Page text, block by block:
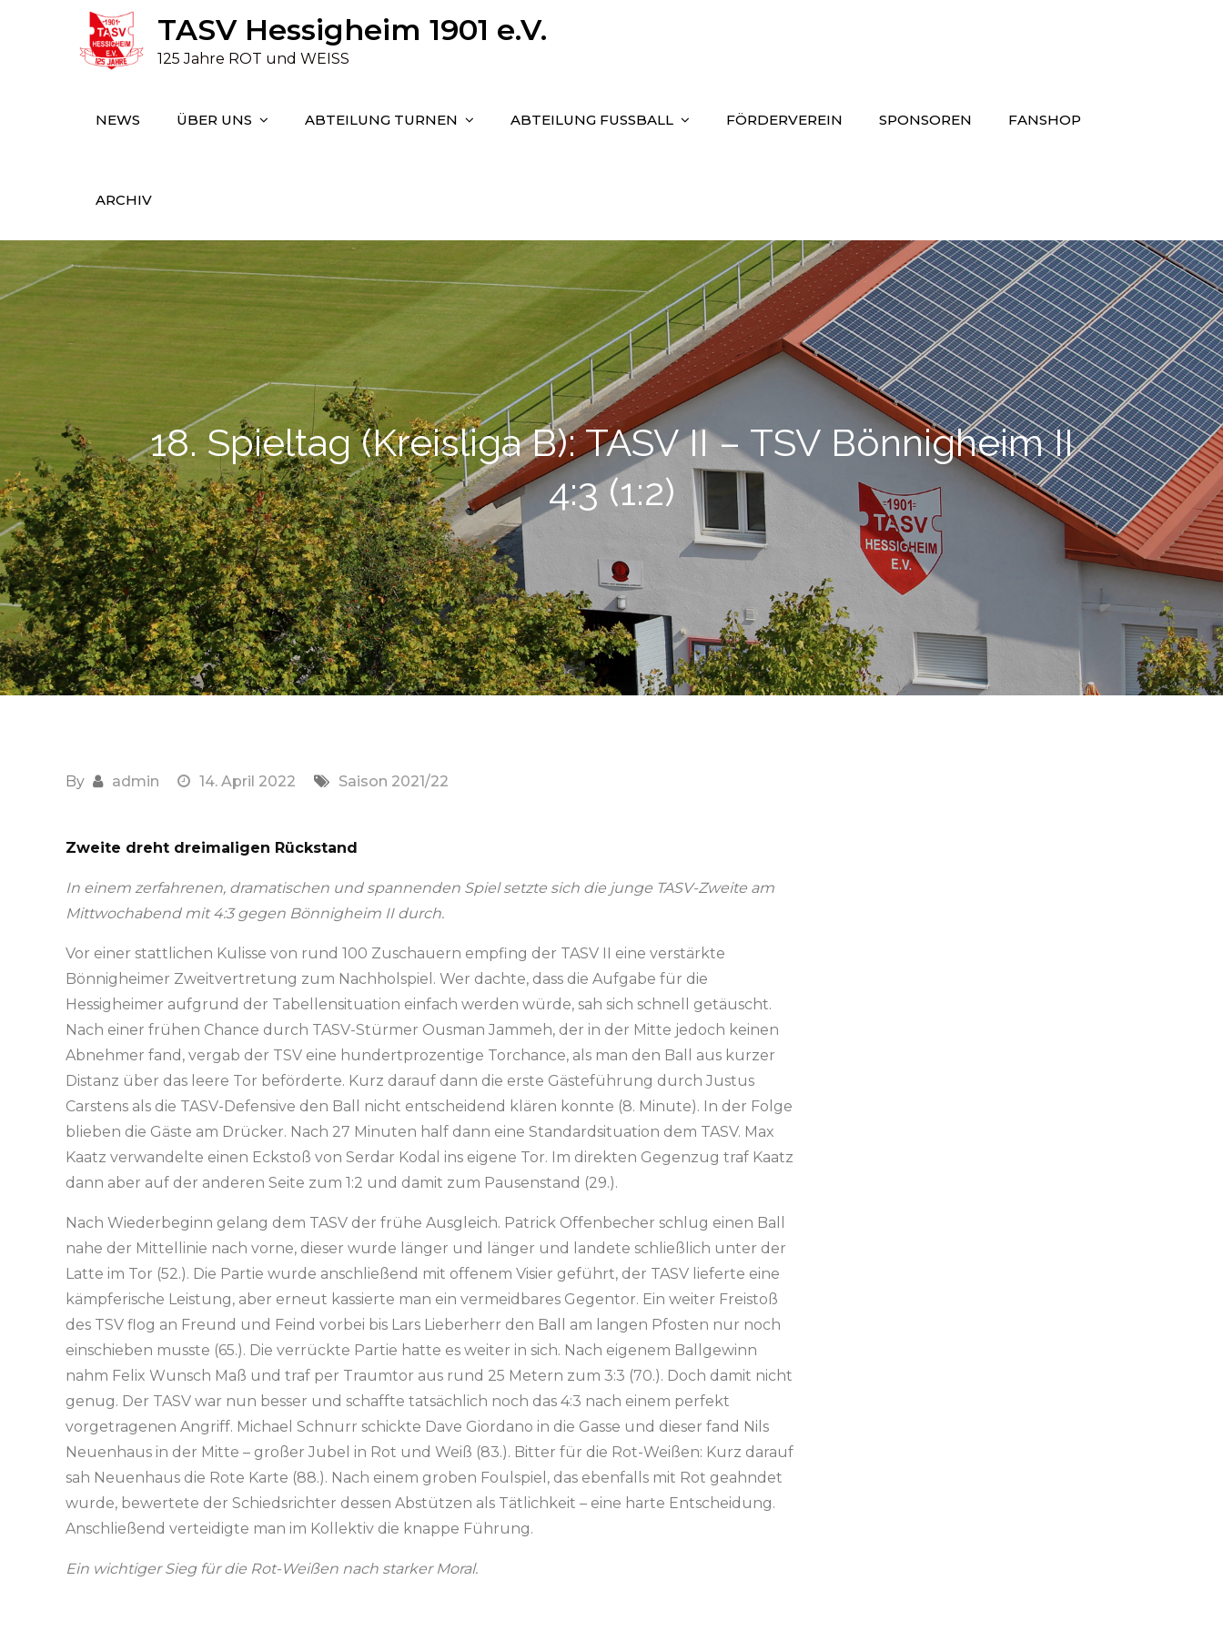
TASV Hessigheim 1901 e.V.
125 Jahre ROT und WEISS
NEWS ÜBER UNS ABTEILUNG TURNEN ABTEILUNG FUSSBALL FÖRDERVEREIN SPONSOREN FANSHOP
ARCHIV
18. Spieltag (Kreisliga B): TASV II – TSV Bönnigheim II
4:3 (1:2)
By admin 14. April 2022 Saison 2021/22
Zweite dreht dreimaligen Rückstand
In einem zerfahrenen, dramatischen und spannenden Spiel setzte sich die junge TASV-Zweite am
Mittwochabend mit 4:3 gegen Bönnigheim II durch.
Vor einer stattlichen Kulisse von rund 100 Zuschauern empfing der TASV II eine verstärkte
Bönnigheimer Zweitvertretung zum Nachholspiel. Wer dachte, dass die Aufgabe für die
Hessigheimer aufgrund der Tabellensituation einfach werden würde, sah sich schnell getäuscht.
Nach einer frühen Chance durch TASV-Stürmer Ousman Jammeh, der in der Mitte jedoch keinen
Abnehmer fand, vergab der TSV eine hundertprozentige Torchance, als man den Ball aus kurzer
Distanz über das leere Tor beförderte. Kurz darauf dann die erste Gästeführung durch Justus
Carstens als die TASV-Defensive den Ball nicht entscheidend klären konnte (8. Minute). In der Folge
blieben die Gäste am Drücker. Nach 27 Minuten half dann eine Standardsituation dem TASV. Max
Kaatz verwandelte einen Eckstoß von Serdar Kodal ins eigene Tor. Im direkten Gegenzug traf Kaatz
dann aber auf der anderen Seite zum 1:2 und damit zum Pausenstand (29.).
Nach Wiederbeginn gelang dem TASV der frühe Ausgleich. Patrick Offenbecher schlug einen Ball
nahe der Mittellinie nach vorne, dieser wurde länger und länger und landete schließlich unter der
Latte im Tor (52.). Die Partie wurde anschließend mit offenem Visier geführt, der TASV lieferte eine
kämpferische Leistung, aber erneut kassierte man ein vermeidbares Gegentor. Ein weiter Freistoß
des TSV flog an Freund und Feind vorbei bis Lars Lieberherr den Ball am langen Pfosten nur noch
einschieben musste (65.). Die verrückte Partie hatte es weiter in sich. Nach eigenem Ballgewinn
nahm Felix Wunsch Maß und traf per Traumtor aus rund 25 Metern zum 3:3 (70.). Doch damit nicht
genug. Der TASV war nun besser und schaffte tatsächlich noch das 4:3 nach einem perfekt
vorgetragenen Angriff. Michael Schnurr schickte Dave Giordano in die Gasse und dieser fand Nils
Neuenhaus in der Mitte – großer Jubel in Rot und Weiß (83.). Bitter für die Rot-Weißen: Kurz darauf
sah Neuenhaus die Rote Karte (88.). Nach einem groben Foulspiel, das ebenfalls mit Rot geahndet
wurde, bewertete der Schiedsrichter dessen Abstützen als Tätlichkeit – eine harte Entscheidung.
Anschließend verteidigte man im Kollektiv die knappe Führung.
Ein wichtiger Sieg für die Rot-Weißen nach starker Moral.